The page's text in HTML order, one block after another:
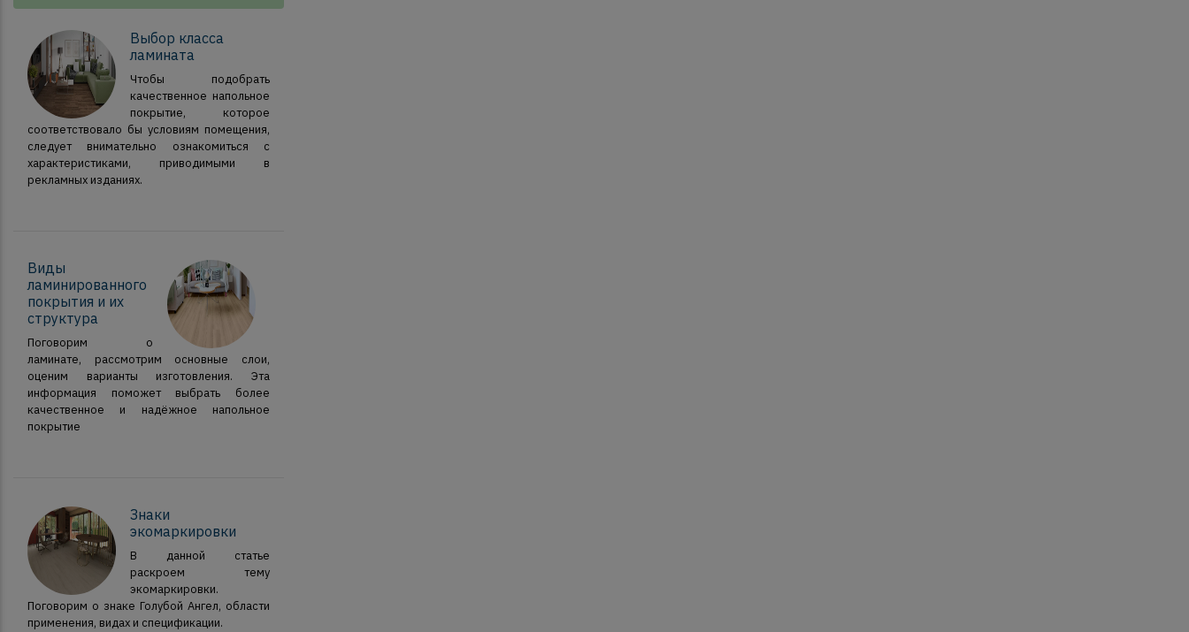
Выбор класса
ламината
Чтобы подобрать
качественное напольное
покрытие, которое
соответствовало бы условиям помещения,
следует внимательно ознакомиться с
характеристиками, приводимыми в
рекламных изданиях.
Виды
ламинированного
покрытия и их
структура
Поговорим о
ламинате, рассмотрим основные слои,
оценим варианты изготовления. Эта
информация поможет выбрать более
качественное и надёжное напольное
покрытие
Знаки
экомаркировки
В данной статье
раскроем тему
экомаркировки.
Поговорим о знаке Голубой Ангел, области
применения, видах и спецификации.